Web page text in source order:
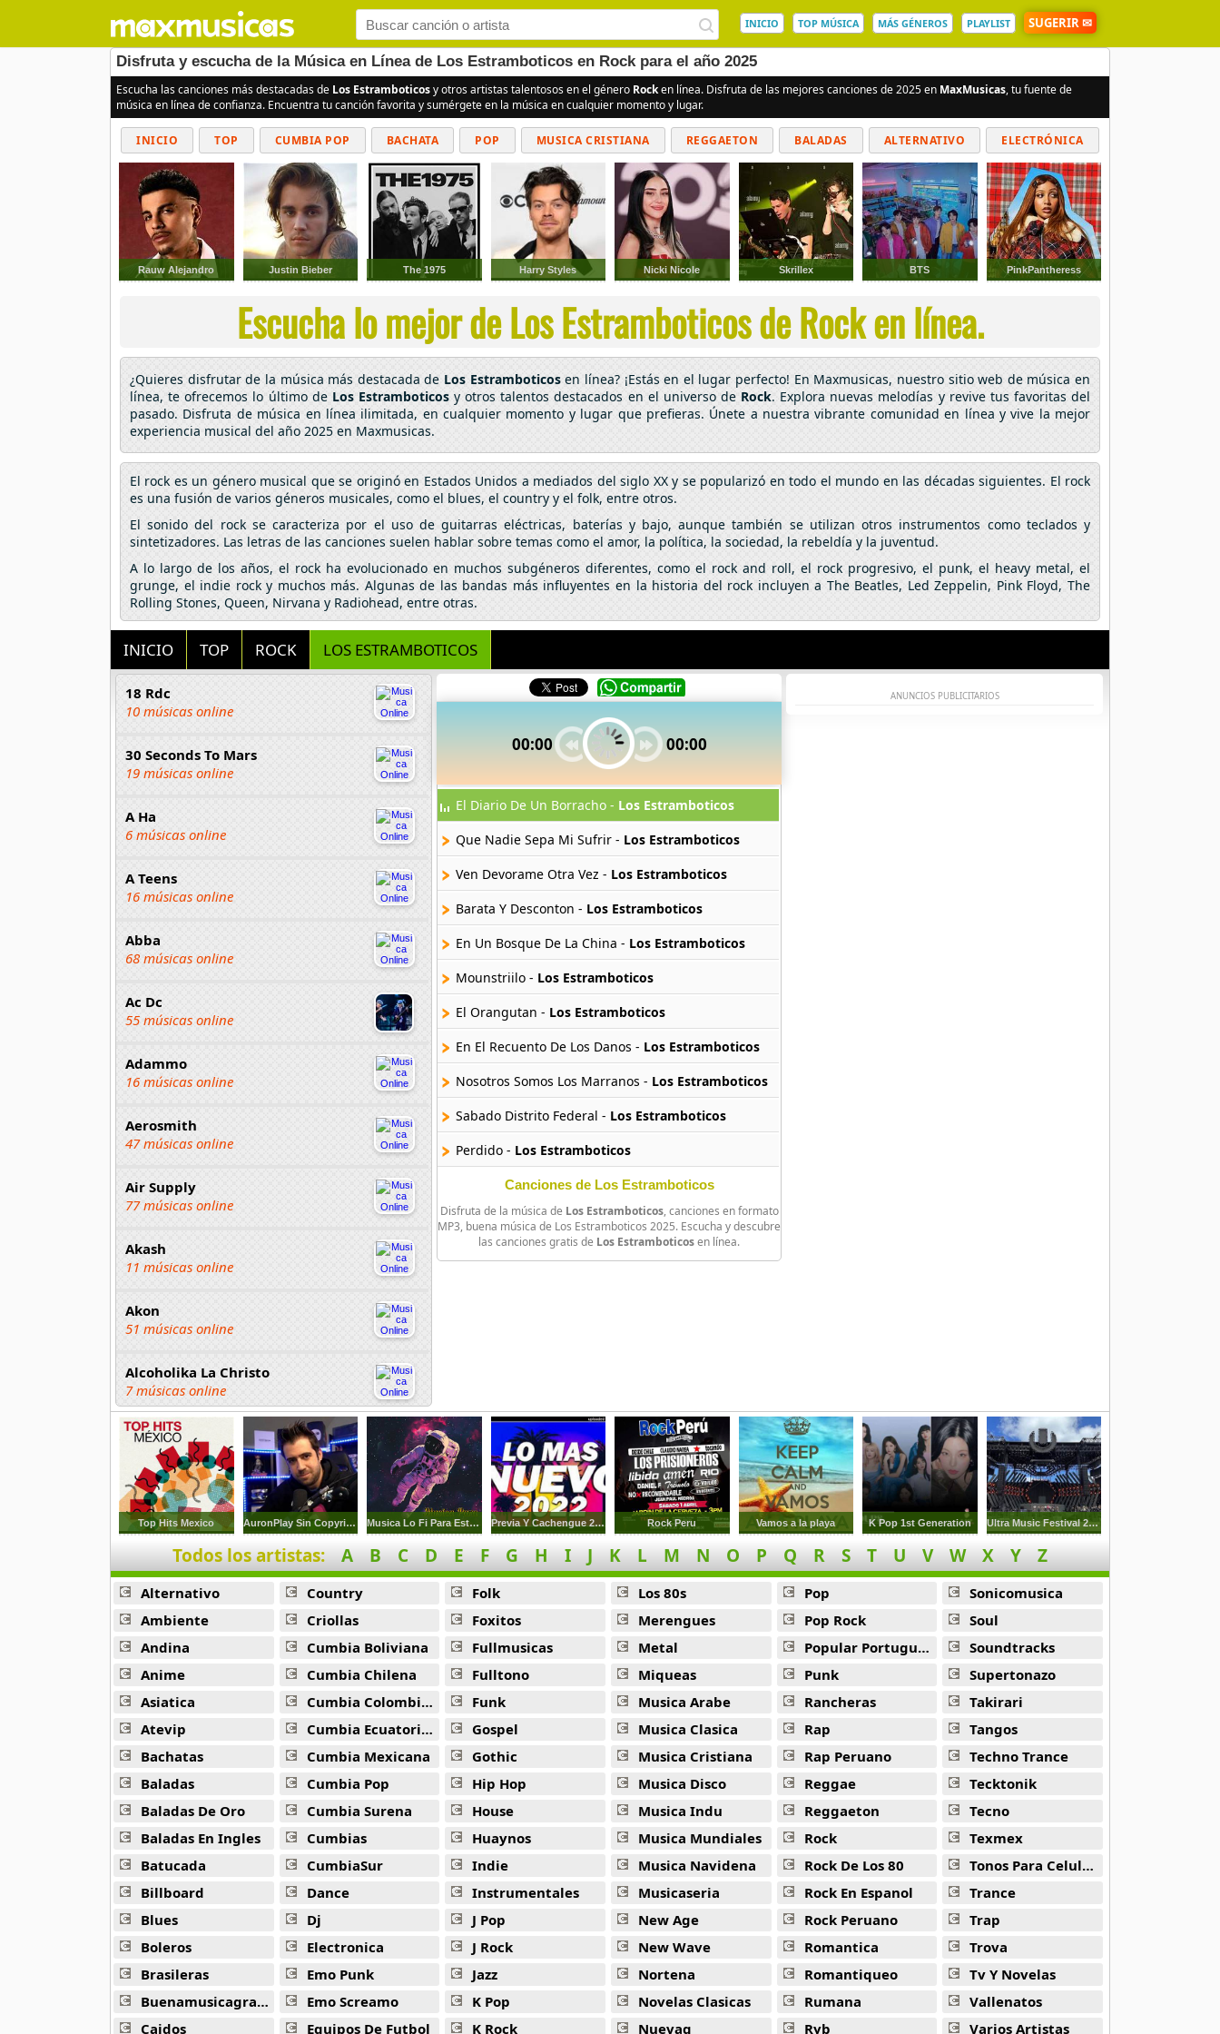
INICIO TOP MÚSICA MÁS GÉNEROS PLAYLIST SUGERIR ✉
Disfruta y escucha de la Música en Línea de Los Estramboticos en Rock para el año 2025
Escucha las canciones más destacadas de Los Estramboticosy otros artistas talentosos en el género Rocken línea. Disfruta de las mejores canciones de 2025 en MaxMusicas, tu fuente de
música en línea de confianza. Encuentra tu canción favorita y sumérgete en la música en cualquier momento y lugar.
INICIO TOP CUMBIA POP BACHATA POP MUSICA CRISTIANA REGGAETON BALADAS ALTERNATIVO ELECTRÓNICA
CUMBIAS
Rauw Alejandro Justin Bieber The 1975 Harry Styles Nicki Nicole Skrillex BTS PinkPantheress
Escucha lo mejor de Los Estramboticos de Rock en línea.
¿Quieres disfrutar de la música más destacada de Los Estramboticosen línea? ¡Estás en el lugar perfecto! En Maxmusicas, nuestro sitio web de música en
línea, te ofrecemos lo último de Los Estramboticosy otros talentos destacados en el universo de Rock. Explora nuevas melodías y revive tus favoritas del
pasado. Disfruta de música en línea ilimitada, en cualquier momento y lugar que prefieras. Únete a nuestra vibrante comunidad en línea y vive la mejor
experiencia musical del año 2025 en Maxmusicas.
El rock es un género musical que se originó en Estados Unidos a mediados del siglo XX y se popularizó en todo el mundo en las décadas siguientes. El rock
es una fusión de varios géneros musicales, como el blues, el country y el folk, entre otros.
El sonido del rock se caracteriza por el uso de guitarras eléctricas, baterías y bajo, aunque también se utilizan otros instrumentos como teclados y
sintetizadores. Las letras de las canciones suelen hablar sobre temas como el amor, la política, la sociedad, la rebeldía y la juventud.
A lo largo de los años, el rock ha evolucionado en muchos subgéneros diferentes, como el rock and roll, el rock progresivo, el punk, el heavy metal, el
grunge, el indie rock y muchos más. Algunas de las bandas más influyentes en la historia del rock incluyen a The Beatles, Led Zeppelin, Pink Floyd, The
Rolling Stones, Queen, Nirvana y Radiohead, entre otras.
INICIO TOP ROCK LOS ESTRAMBOTICOS
18 Rdc
10 músicas online
30 Seconds To Mars
19 músicas online
A Ha
6 músicas online
A Teens
16 músicas online
Abba
68 músicas online
Ac Dc
55 músicas online
Adammo
16 músicas online
Aerosmith
47 músicas online
Air Supply
77 músicas online
Akash
11 músicas online
Akon
51 músicas online
Alcoholika La Christo
7 músicas online
Atajo
22 músicas online
Banane Metalik
26 músicas online
Barry Manilow
16 músicas online
Beady Eye
16 músicas online
Bee Gees
29 músicas online
Ben Harper
11 músicas online
Billboard
163 músicas online
Black Guayaba
25 músicas online
Black Sabbath
110 músicas online
10 músicas online
00:00 00:00
El Diario De Un Borracho - Los Estramboticos
Que Nadie Sepa Mi Sufrir - Los Estramboticos
Ven Devorame Otra Vez - Los Estramboticos
Barata Y Desconton - Los Estramboticos
En Un Bosque De La China - Los Estramboticos
Mounstriilo - Los Estramboticos
El Orangutan - Los Estramboticos
En El Recuento De Los Danos - Los Estramboticos
Nosotros Somos Los Marranos - Los Estramboticos
Sabado Distrito Federal - Los Estramboticos
Perdido - Los Estramboticos
Canciones de Los Estramboticos
Disfruta de la música de Los Estramboticos, canciones en formato
MP3, buena música de Los Estramboticos 2025. Escucha y descubre
las canciones gratis de Los Estramboticosen línea.
ANUNCIOS PUBLICITARIOS
Top Hits Mexico AuronPlay Sin Copyright Musica Lo Fi Para Estudiar 1 Previa Y Cachengue 2022 Rock Peru Vamos a la playa K Pop 1st Generation Ultra Music Festival 2023
Todos los artistas: A B C D E F G H I J K L M N O P Q R S T U V W X Y Z
Alternativo
Ambiente
Andina
Anime
Asiatica
Atevip
Bachatas
Baladas
Baladas De Oro
Baladas En Ingles
Batucada
Billboard
Blues
Boleros
Brasileras
Buenamusicagratis
Caidos
Country
Criollas
Cumbia Boliviana
Cumbia Chilena
Cumbia Colombiana
Cumbia Ecuatoriana
Cumbia Mexicana
Cumbia Pop
Cumbia Surena
Cumbias
CumbiaSur
Dance
Dj
Electronica
Emo Punk
Emo Screamo
Equipos De Futbol
Folk
Foxitos
Fullmusicas
Fulltono
Funk
Gospel
Gothic
Hip Hop
House
Huaynos
Indie
Instrumentales
J Pop
J Rock
Jazz
K Pop
K Rock
Los 80s
Merengues
Metal
Miqueas
Musica Arabe
Musica Clasica
Musica Cristiana
Musica Disco
Musica Indu
Musica Mundiales
Musica Navidena
Musicaseria
New Age
New Wave
Nortena
Novelas Clasicas
Nuevaq
Pop
Pop Rock
Popular Portuguesa
Punk
Rancheras
Rap
Rap Peruano
Reggae
Reggaeton
Rock
Rock De Los 80
Rock En Espanol
Rock Peruano
Romantica
Romantiqueo
Rumana
Ryb
Sonicomusica
Soul
Soundtracks
Supertonazo
Takirari
Tangos
Techno Trance
Tecktonik
Tecno
Texmex
Tonos Para Celulares
Trance
Trap
Trova
Tv Y Novelas
Vallenatos
Varios Artistas